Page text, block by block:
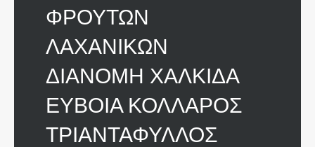
ΦΡΟΥΤΩΝ
ΛΑΧΑΝΙΚΩΝ
ΔΙΑΝΟΜΗ ΧΑΛΚΙΔΑ
ΕΥΒΟΙΑ ΚΟΛΛΑΡΟΣ
ΤΡΙΑΝΤΑΦΥΛΛΟΣ